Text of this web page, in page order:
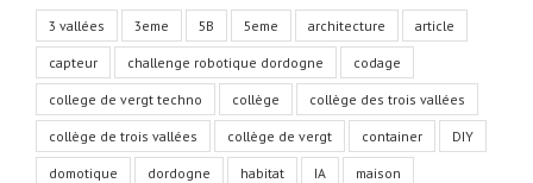
3 vallées 3eme 5B 5eme architecture article
capteur challenge robotique dordogne codage
college de vergt techno collège collège des trois vallées
collège de trois vallées collège de vergt container DIY
domotique dordogne habitat IA maison